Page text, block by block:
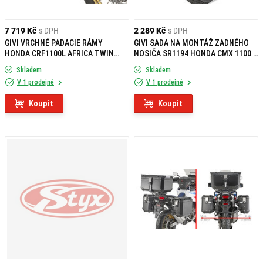
7 719 Kč s DPH
GIVI VRCHNÉ PADACIE RÁMY
HONDA CRF1100L AFRICA TWIN
ADVENTURE SPORTS (24) TNH1205
Skladem
V 1 prodejně
Koupit
2 289 Kč s DPH
GIVI SADA NA MONTÁŽ ZADNÉHO
NOSIČA SR1194 HONDA CMX 1100 T
REBEL (23-24) SR1194KIT
Skladem
V 1 prodejně
Koupit